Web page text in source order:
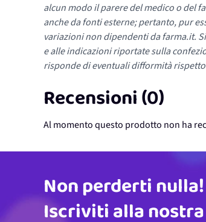
alcun modo il parere del medico o del
anche da fonti esterne; pertanto, pur
variazioni non dipendenti da farma.it.
e alle indicazioni riportate sulla
risponde di eventuali difformità
Recensioni (0)
Al momento questo prodotto non ha
Indirizzo email
Non perderti nulla!
Iscriviti alla